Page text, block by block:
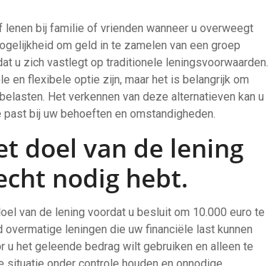
bij familie of vrienden wanneer u overweegt
om geld in te zamelen van een groep
u zich vastlegt op traditionele leningsvoorwaarden.
en flexibele optie zijn, maar het is belangrijk om
Het verkennen van deze alternatieven kan u
bij uw behoeften en omstandigheden.
doel van de lening
nodig hebt.
van de lening voordat u besluit om 10.000 euro te
leningen die uw financiële last kunnen
het geleende bedrag wilt gebruiken en alleen te